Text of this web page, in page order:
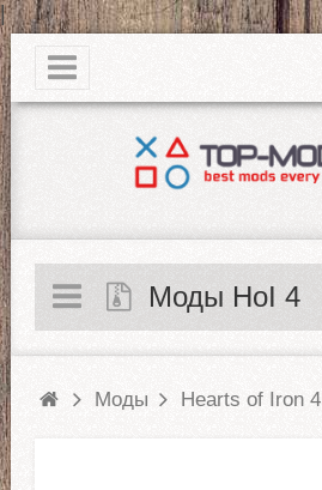
|
Моды HoI 4
Моды Hearts of Iron 4